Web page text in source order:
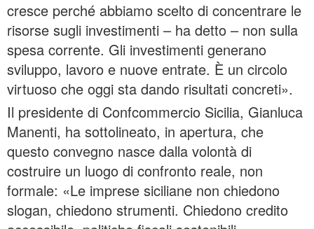
cresce perché abbiamo scelto di concentrare le
risorse sugli investimenti – ha detto – non sulla
spesa corrente. Gli investimenti generano
sviluppo, lavoro e nuove entrate. È un circolo
virtuoso che oggi sta dando risultati concreti».
Il presidente di Confcommercio Sicilia, Gianluca
Manenti, ha sottolineato, in apertura, che
questo convegno nasce dalla volontà di
costruire un luogo di confronto reale, non
formale: «Le imprese siciliane non chiedono
slogan, chiedono strumenti. Chiedono credito